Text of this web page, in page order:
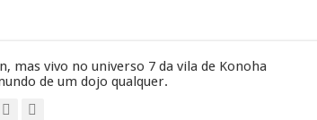
mas vivo no universo 7 da vila de Konoha
de um dojo qualquer.